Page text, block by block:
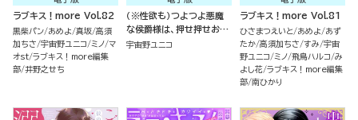
ラブキス！more Vol.82
黒柴パン あめよ 真坂 高須
加ちさ 宇宙野ユニコ ミノ マ
オst ラブキス！more編集
部 井野之せち
（※性欲も）つよつよ悪魔
な侯爵様は、押せ押せおし
かけ姫をとろぱちゅ交尾で
宇宙野ユニコ
ラブキス！more Vol.81
ひさまつえいと あめよ
あず
たか 高須加ちさ すみ 宇宙
野ユニコ ミノ 飛鳥ハルコ み
よし花 ラブキス！more編集
部 南ひかり